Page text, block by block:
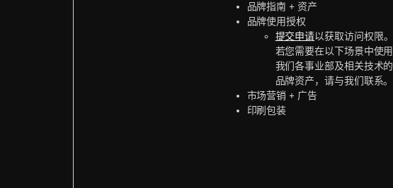
品牌指南 + 资产
品牌使用授权
提交申请以获取访问权限。
若您需要在以下场景中使用
我们各事业部及相关技术的
品牌资产，请与我们联系。
市场营销 + 广告
印刷包装